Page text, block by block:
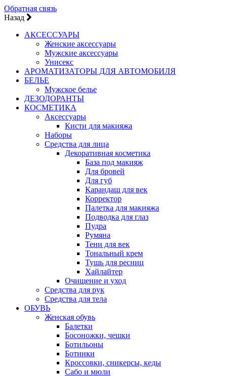
Обратная связь
Назад
АКСЕССУАРЫ
Женские аксессуары
Мужские аксессуары
Унисекс
АРОМАТИЗАТОРЫ ДЛЯ АВТОМОБИЛЯ
БЕЛЬЕ
Мужское белье
ДЕЗОДОРАНТЫ
КОСМЕТИКА
Аксессуары
Кисти для макияжа
Наборы
Средства для лица
Декоративная косметика
База под макияж
Для бровей
Для губ
Карандаш для век
Корректор
Палетка для макияжа
Подводка для глаз
Пудра
Румяна
Тени для век
Тональный крем
Тушь для ресниц
Хайлайтер
Очищение и уход
Средства для рук
Средства для тела
ОБУВЬ
Женская обувь
Балетки
Босоножки, чешки
Ботильоны
Ботинки
Кроссовки, сникерсы, кеды
Сабо и мюли